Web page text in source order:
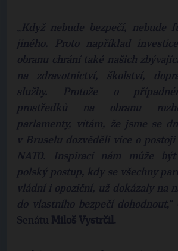
„ Když nebude bezpečí, nebude
jiného. Proto například
obranu chrání také našich
na zdravotnictví, školství,
služby. Protože o
prostředků na obranu
parlamenty, vítám, že jsme se
v Bruselu dozvěděli více o
NATO. Inspirací nám může
polský postup, kdy se všechny
vládní i opoziční, už dokázaly na
do vlastního bezpečí dohodnout,“
Senátu Miloš Vystrčil .